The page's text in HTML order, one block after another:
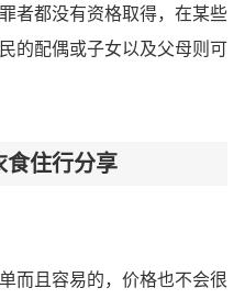
者都没有资格取得，在某些
的配偶或子女以及父母则可
食住行分享
而且容易的，价格也不会很